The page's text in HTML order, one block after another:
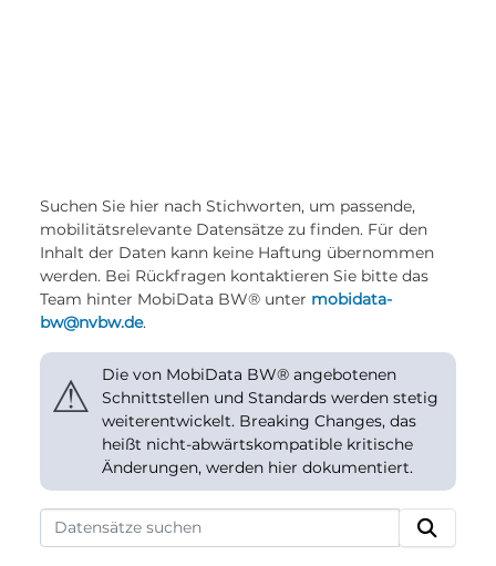
Suchen Sie hier nach Stichworten, um passende,
mobilitätsrelevante Datensätze zu finden. Für den
Inhalt der Daten kann keine Haftung übernommen
werden. Bei Rückfragen kontaktieren Sie bitte das
Team hinter MobiData BW® unter mobidata-
bw@nvbw.de.
⚠
Die von MobiData BW® angebotenen
Schnittstellen und Standards werden stetig
weiterentwickelt. Breaking Changes, das
heißt nicht-abwärtskompatible kritische
Änderungen, werden hier dokumentiert.